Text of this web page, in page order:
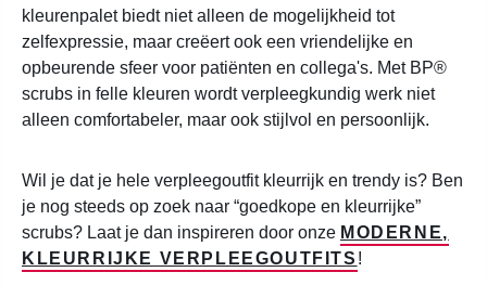
kleurenpalet biedt niet alleen de mogelijkheid tot
zelfexpressie, maar creëert ook een vriendelijke en
opbeurende sfeer voor patiënten en collega's. Met BP®
scrubs in felle kleuren wordt verpleegkundig werk niet
alleen comfortabeler, maar ook stijlvol en persoonlijk.
Wil je dat je hele verpleegoutfit kleurrijk en trendy is? Ben
je nog steeds op zoek naar “goedkope en kleurrijke”
scrubs? Laat je dan inspireren door onze MODERNE,
KLEURRIJKE VERPLEEGOUTFITS !